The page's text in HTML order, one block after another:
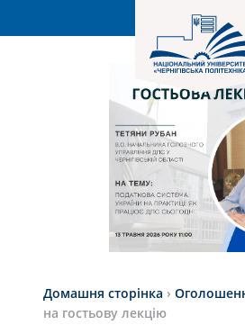
Домашня сторінка ›
на гостьову лекцію